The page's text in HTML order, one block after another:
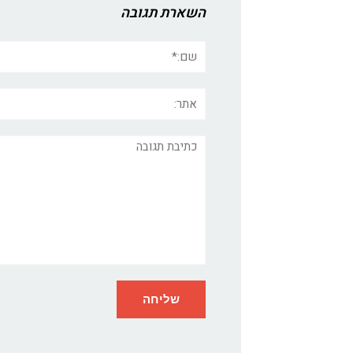
השארת תגובה
תגובה